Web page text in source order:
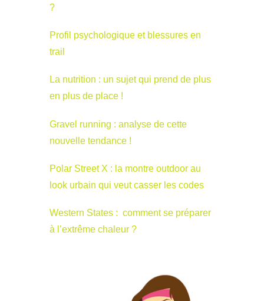
?
Profil psychologique et blessures en
trail
La nutrition : un sujet qui prend de plus
en plus de place !
Gravel running : analyse de cette
nouvelle tendance !
Polar Street X : la montre outdoor au
look urbain qui veut casser les codes
Western States : comment se préparer
à l’extrême chaleur ?